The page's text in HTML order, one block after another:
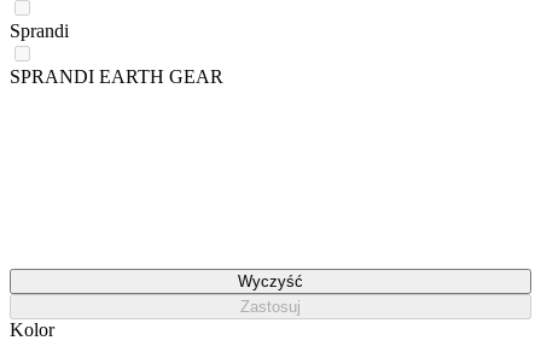
Sprandi
SPRANDI EARTH GEAR
Wyczyść
Zastosuj
Kolor